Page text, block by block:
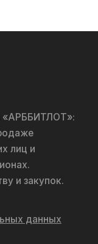
«АРББИТЛОТ»:
лиц и
и закупок.
данных